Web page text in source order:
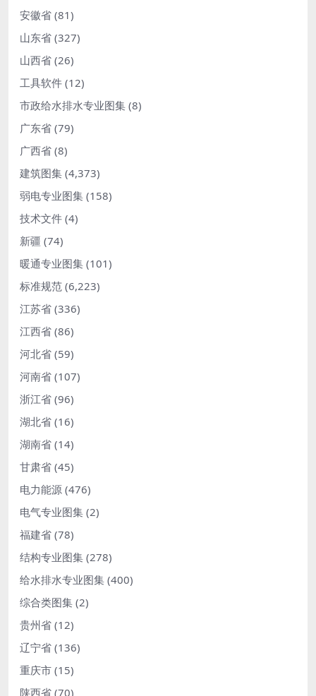
安徽省 (81)
山东省 (327)
山西省 (26)
工具软件 (12)
市政给水排水专业图集 (8)
广东省 (79)
广西省 (8)
建筑图集 (4,373)
弱电专业图集 (158)
技术文件 (4)
新疆 (74)
暖通专业图集 (101)
标准规范 (6,223)
江苏省 (336)
江西省 (86)
河北省 (59)
河南省 (107)
浙江省 (96)
湖北省 (16)
湖南省 (14)
甘肃省 (45)
电力能源 (476)
电气专业图集 (2)
福建省 (78)
结构专业图集 (278)
给水排水专业图集 (400)
综合类图集 (2)
贵州省 (12)
辽宁省 (136)
重庆市 (15)
陕西省 (70)